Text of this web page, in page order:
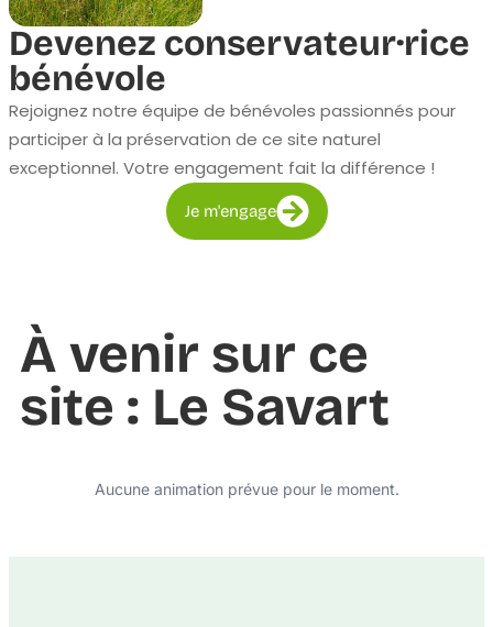
Devenez conservateur·rice
bénévole
Rejoignez notre équipe de bénévoles passionnés pour
participer à la préservation de ce site naturel
exceptionnel. Votre engagement fait la différence !
Je m'engage
À venir sur ce
site : Le Savart
Aucune animation prévue pour le moment.